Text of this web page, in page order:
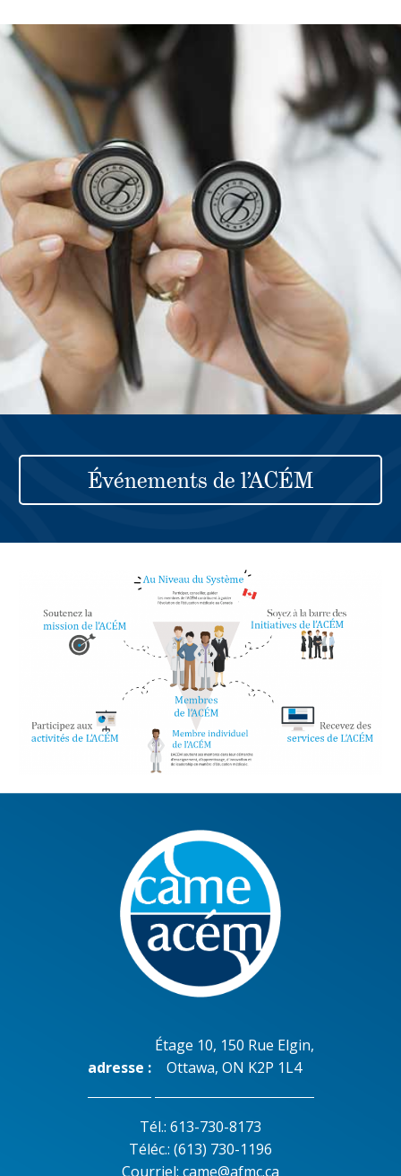
Événements de l’ACÉM
adresse :
Étage 10, 150 Rue Elgin,
Ottawa, ON K2P 1L4
Tél.: 613-730-8173
Téléc.: (613) 730-1196
Courriel: came@afmc.ca